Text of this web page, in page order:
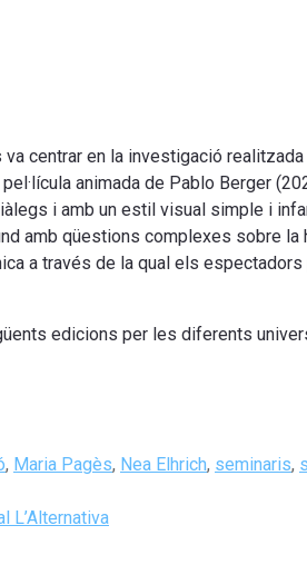
centrar en la investigació realitzada
animada de Pablo Berger
i amb un estil visual simple i
amb qüestions complexes sobre la
a través de la qual els
edicions per les diferents
, Maria Pagès, Nea Elhrich, seminaris,
L’Alternativa